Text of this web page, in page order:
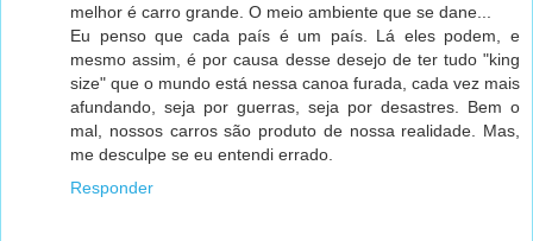
melhor é carro grande. O meio ambiente que se dane...
Eu penso que cada país é um país. Lá eles podem, e
mesmo assim, é por causa desse desejo de ter tudo "king
size" que o mundo está nessa canoa furada, cada vez mais
afundando, seja por guerras, seja por desastres. Bem o
mal, nossos carros são produto de nossa realidade. Mas,
me desculpe se eu entendi errado.
Responder